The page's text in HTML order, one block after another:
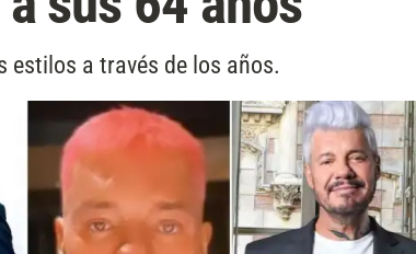
a través de los años.